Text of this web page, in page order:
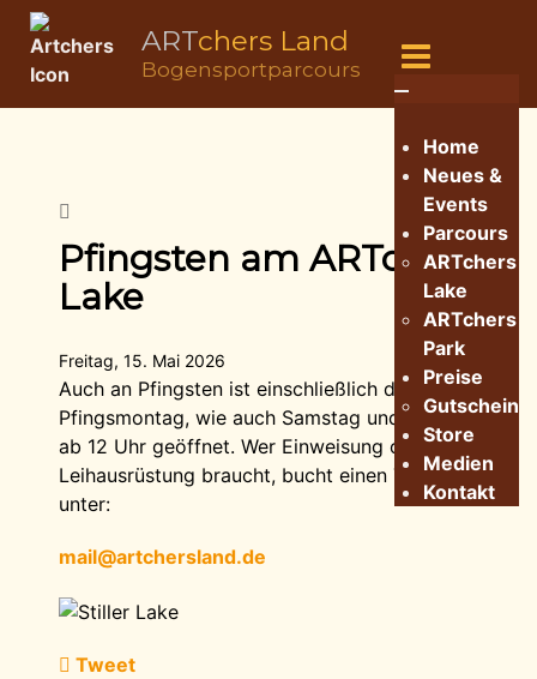
ARTchers Land
Bogensportparcours
Home
Neues &
Events
Parcours
ARTchers
Lake
ARTchers
Park
Preise
Gutschein
Store
Medien
Kontakt
Pfingsten am ARTchers
Lake
Freitag, 15. Mai 2026
Auch an Pfingsten ist einschließlich der
Pfingsmontag, wie auch Samstag und Sonntag
ab 12 Uhr geöffnet. Wer Einweisung oder
Leihausrüstung braucht, bucht einen Termin
unter:
mail@artchersland.de
Tweet